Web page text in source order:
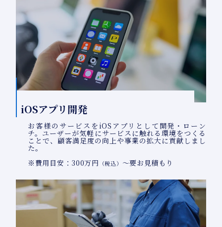
iOSアプリ開発
お客様のサービスをiOSアプリとして開発・ローン
チ。ユーザーが気軽にサービスに触れる環境をつくる
ことで、顧客満足度の向上や事業の拡大に貢献しまし
た。
※費用目安：300万円 （税込） ～要お見積もり